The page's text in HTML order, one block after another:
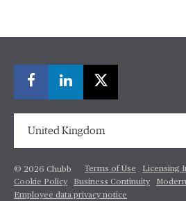
United Kingdom
© 2026 Chubb Terms of Use Licensing
Cookie Policy
Business Continuity
Employee data privacy notice